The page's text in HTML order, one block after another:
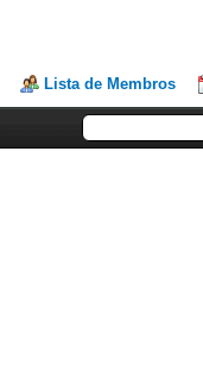
Lista de Membros